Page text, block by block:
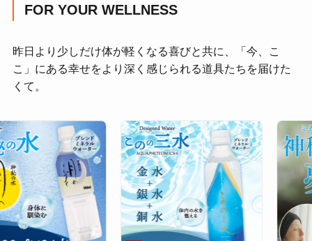
FOR YOUR WELLNESS
昨日より少しだけ体が軽くなる喜びと共に、「今、こ
こ」にある幸せをより深く感じられる道具たちを届けた
くて。